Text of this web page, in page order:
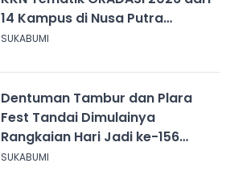
14 Kampus di Nusa Putra
University
SUKABUMI
Dentuman Tambur dan Plara
Fest Tandai Dimulainya
Rangkaian Hari Jadi ke-156
Kabupaten Sukabumi
SUKABUMI